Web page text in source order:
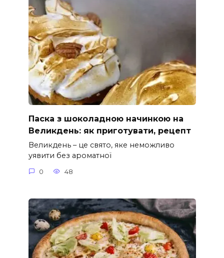
Паска з шоколадною начинкою на
Великдень: як приготувати, рецепт
Великдень – це свято, яке неможливо
уявити без ароматної
0 48